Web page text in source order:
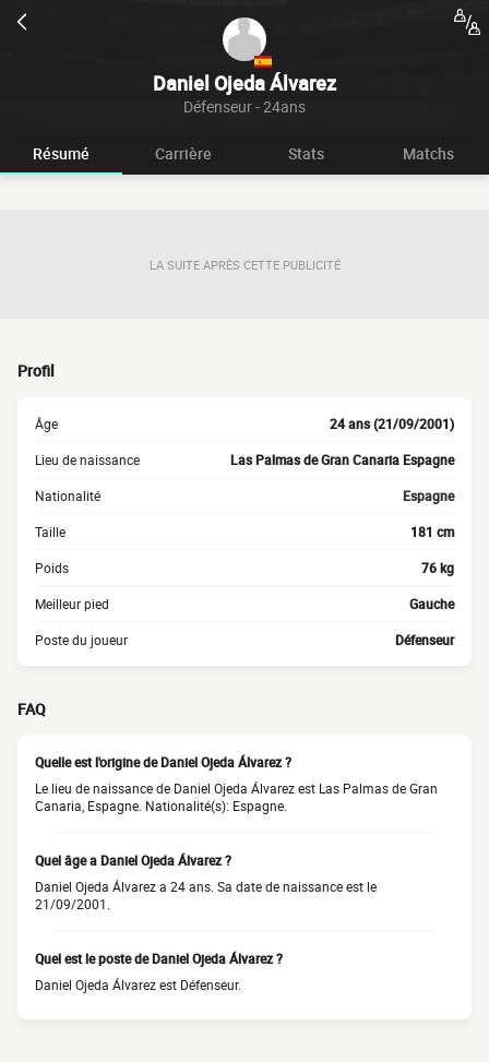
Daniel Ojeda Álvarez
Défenseur - 24ans
Résumé Carrière Stats Matchs
LA SUITE APRÈS CETTE PUBLICITÉ
Profil
Âge 24 ans (21/09/2001)
Lieu de naissance Las Palmas de Gran Canaria Espagne
Nationalité Espagne
Taille 181 cm
Poids 76 kg
Meilleur pied Gauche
Poste du joueur Défenseur
FAQ
Quelle est l'origine de Daniel Ojeda Álvarez ?
Le lieu de naissance de Daniel Ojeda Álvarez est Las Palmas de Gran
Canaria, Espagne. Nationalité(s): Espagne.
Quel âge a Daniel Ojeda Álvarez ?
Daniel Ojeda Álvarez a 24 ans. Sa date de naissance est le
21/09/2001.
Quel est le poste de Daniel Ojeda Álvarez ?
Daniel Ojeda Álvarez est Défenseur.